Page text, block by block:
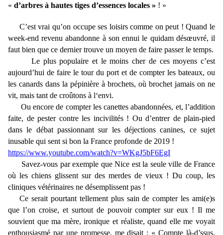
« d’arbres à hautes tiges d’essences locales » ! »
C’est vrai qu’on occupe ses loisirs comme on peut ! Quand le
week-end revenu abandonne à son ennui le quidam désœuvré, il
faut bien que ce dernier trouve un moyen de faire passer le temps.
Le plus populaire et le moins cher de ces moyens c’est
aujourd’hui de faire le tour du port et de compter les bateaux, ou
les canards dans la pépinière à brochets, où brochet jamais on ne
vit, mais tant de croûtons à l‘envi.
Ou encore de compter les canettes abandonnées, et, l’addition
faite, de pester contre les incivilités ! Ou d’entrer de plain-pied
dans le débat passionnant sur les déjections canines, ce sujet
inusable qui sent si bon la France profonde de 2019 !
https://www.youtube.com/watch?v=WKgJ5bF6EgI
Savez-vous par exemple que Nice est la seule ville de France
où les chiens glissent sur des merdes de vieux ! Du coup, les
cliniques vétérinaires ne désemplissent pas !
Ce serait pourtant tellement plus sain de compter les ami(e)s
que l’on croise, et surtout de pouvoir compter sur eux ! Il me
souvient que ma mère, ironique et réaliste, quand elle me voyait
enthousiasmé par une promesse, me disait : « Compte là-d’ssus,